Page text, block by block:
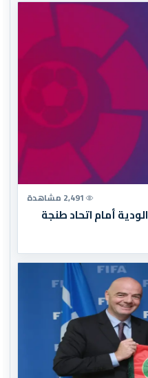
2,491 مشاهدة
أمام اتحاد طنجة